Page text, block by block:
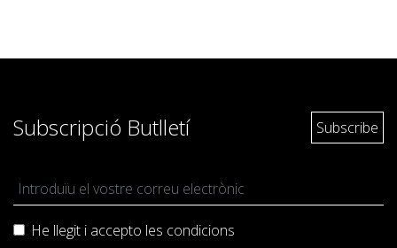
Subscripció Butlletí
He llegit i accepto les condicions